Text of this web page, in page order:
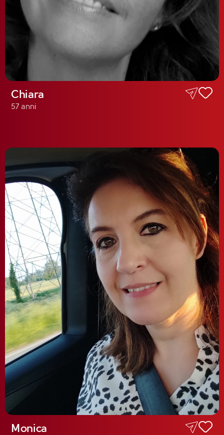
Chiara
57 anni
Monica